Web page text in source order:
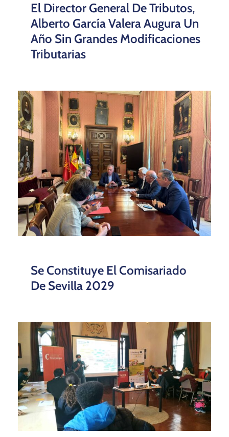
El Director General De Tributos,
Alberto García Valera Augura Un
Año Sin Grandes Modificaciones
Tributarias
Se Constituye El Comisariado
De Sevilla 2029